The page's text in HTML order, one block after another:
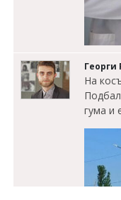
Георги
На
гума и